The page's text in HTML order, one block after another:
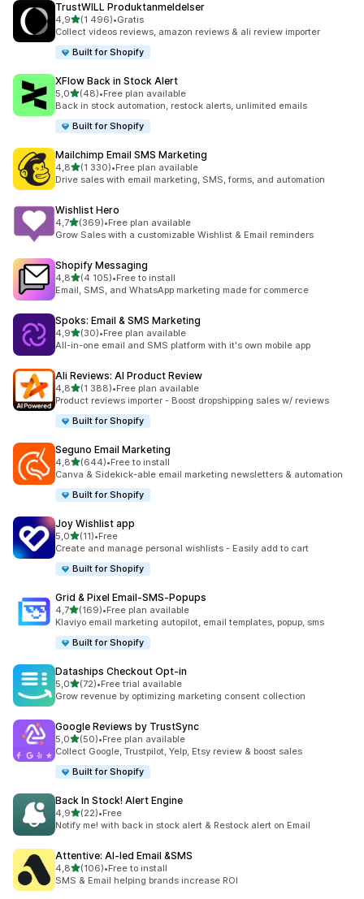
TrustWILL Produktanmeldelser
4,9av 5 stjerner
(1 496)
Totalt 1496 omtaler
•Gratis
Collect videos reviews, amazon reviews & ali review importer
Built for Shopify
XFlow Back in Stock Alert
5,0av 5 stjerner
(48)
Totalt 48 omtaler
•Free plan available
Back in stock automation, restock alerts, unlimited emails
Built for Shopify
Mailchimp Email SMS Marketing
4,8av 5 stjerner
(1 330)
Totalt 1330 omtaler
•Free plan available
Drive sales with email marketing, SMS, forms, and automation
Wishlist Hero
4,7av 5 stjerner
(369)
Totalt 369 omtaler
•Free plan available
Grow Sales with a customizable Wishlist & Email reminders
Shopify Messaging
4,8av 5 stjerner
(4 105)
Totalt 4105 omtaler
•Free to install
Email, SMS, and WhatsApp marketing made for commerce
Spoks: Email & SMS Marketing
4,9av 5 stjerner
(30)
Totalt 30 omtaler
•Free plan available
All-in-one email and SMS platform with it's own mobile app
Ali Reviews: AI Product Review
4,8av 5 stjerner
(1 388)
Totalt 1388 omtaler
•Free plan available
Product reviews importer - Boost dropshipping sales w/ reviews
Built for Shopify
Seguno Email Marketing
4,8av 5 stjerner
(644)
Totalt 644 omtaler
•Free to install
Canva & Sidekick-able email marketing newsletters & automation
Built for Shopify
Joy Wishlist app
5,0av 5 stjerner
(11)
Totalt 11 omtaler
•Free
Create and manage personal wishlists - Easily add to cart
Built for Shopify
Grid & Pixel Email‑SMS‑Popups
4,7av 5 stjerner
(169)
Totalt 169 omtaler
•Free plan available
Klaviyo email marketing autopilot, email templates, popup, sms
Built for Shopify
Dataships Checkout Opt‑in
5,0av 5 stjerner
(72)
Totalt 72 omtaler
•Free trial available
Grow revenue by optimizing marketing consent collection
Google Reviews by TrustSync
5,0av 5 stjerner
(50)
Totalt 50 omtaler
•Free plan available
Collect Google, Trustpilot, Yelp, Etsy review & boost sales
Built for Shopify
Back In Stock! Alert Engine
4,9av 5 stjerner
(22)
Totalt 22 omtaler
•Free
Notify me! with back in stock alert & Restock alert on Email
Attentive: AI‑led Email &SMS
4,8av 5 stjerner
(106)
Totalt 106 omtaler
•Free to install
SMS & Email helping brands increase ROI